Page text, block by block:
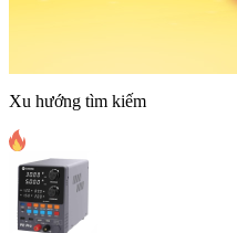
Xu hướng tìm kiếm